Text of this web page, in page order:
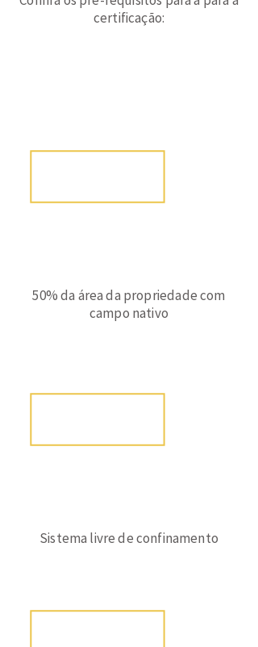
certificação:
50% da área da propriedade com
campo nativo
Sistema livre de confinamento